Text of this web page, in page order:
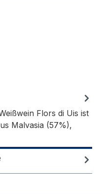
Flors di Uis ist
Malvasia (57%),